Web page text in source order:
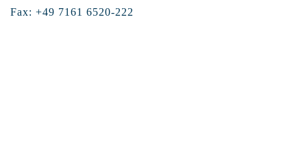
Fax: +49 7161 6520-222